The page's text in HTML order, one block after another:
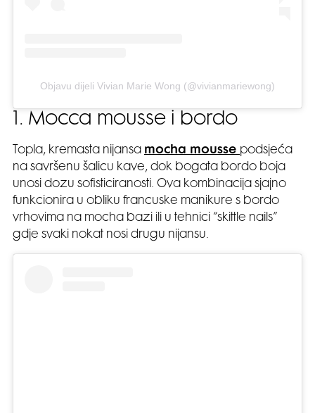
Objavu dijeli Vivian Marie Wong (@vivianmariewong)
1. Mocca mousse i bordo
Topla, kremasta nijansa mocha mousse podsjeća
na savršenu šalicu kave, dok bogata bordo boja
unosi dozu sofisticiranosti. Ova kombinacija sjajno
funkcionira u obliku francuske manikure s bordo
vrhovima na mocha bazi ili u tehnici “skittle nails”
gdje svaki nokat nosi drugu nijansu.